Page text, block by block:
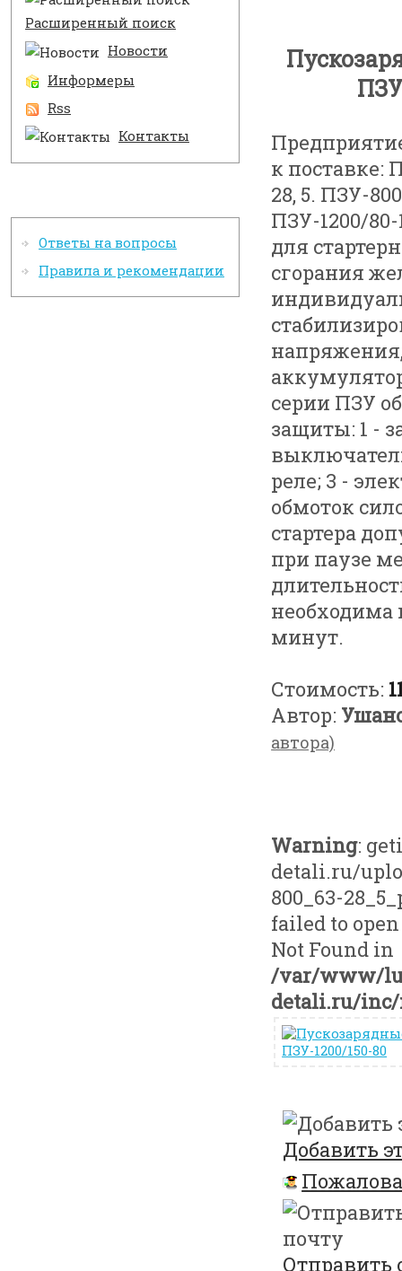
к поставке:
28, 5. ПЗУ-
ПЗУ-1200/
для
сгорания
серии ПЗУ
защиты: 1 -
реле; 3 -
обмоток
стартера
при паузе
необходима
минут.
Стоимость:
Автор:
автора)
Warning:
detali.ru/
800_63-
failed to
Not Found in
/var/www/
detali.ru/inc/
Добавить
Отправить
Расширенный поиск
Новости
Информеры
Rss
Контакты
Ответы на вопросы
Правила и рекомендации